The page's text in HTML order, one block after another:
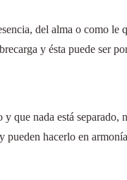
del alma o como le
y ésta puede ser
que nada está
pueden hacerlo en